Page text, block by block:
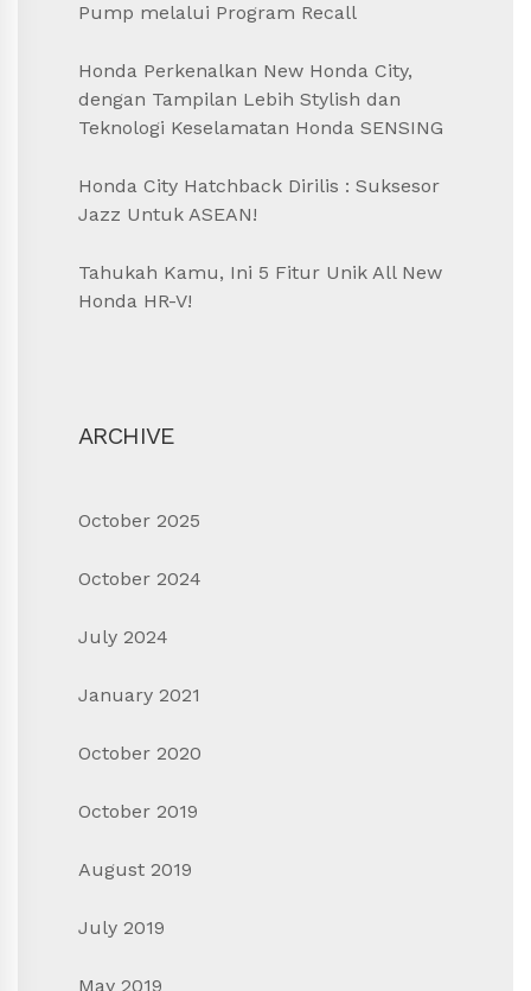
Pump melalui Program Recall
Honda Perkenalkan New Honda City,
dengan Tampilan Lebih Stylish dan
Teknologi Keselamatan Honda SENSING
Honda City Hatchback Dirilis : Suksesor
Jazz Untuk ASEAN!
Tahukah Kamu, Ini 5 Fitur Unik All New
Honda HR-V!
ARCHIVE
October 2025
October 2024
July 2024
January 2021
October 2020
October 2019
August 2019
July 2019
May 2019